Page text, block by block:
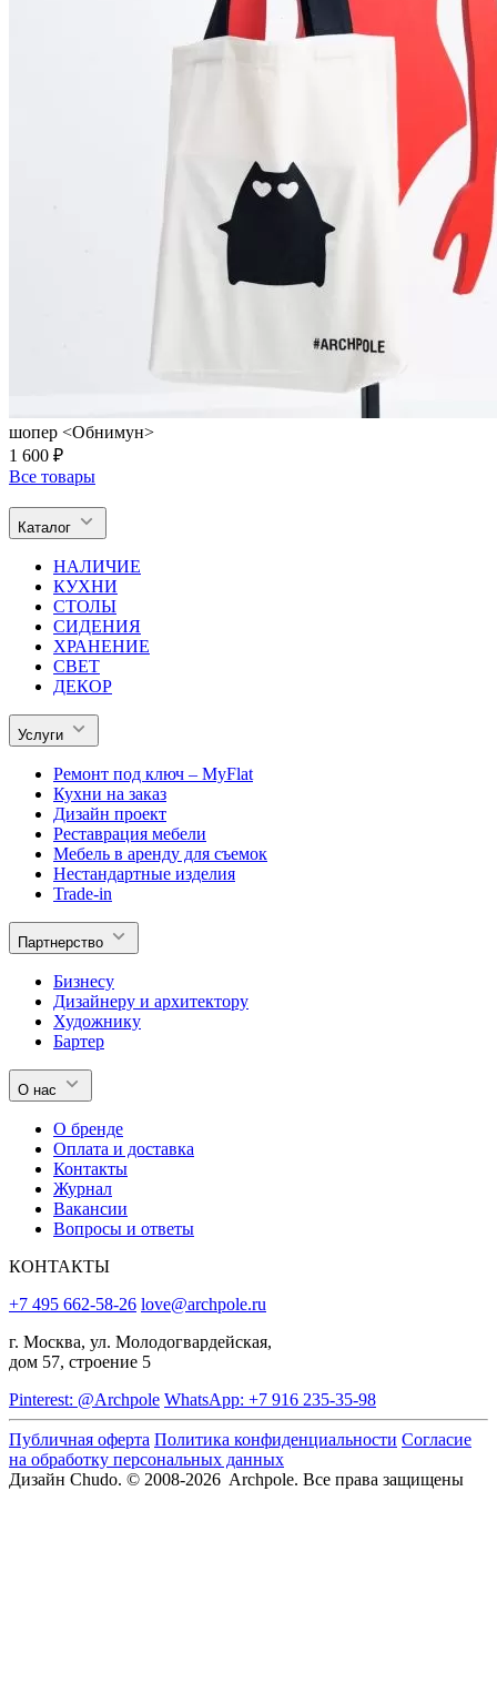
шопер <Обнимун>
1 600 ₽
Все товары
Каталог
НАЛИЧИЕ
КУХНИ
СТОЛЫ
СИДЕНИЯ
ХРАНЕНИЕ
СВЕТ
ДЕКОР
Услуги
Ремонт под ключ – MyFlat
Кухни на заказ
Дизайн проект
Реставрация мебели
Мебель в аренду для съемок
Нестандартные изделия
Trade-in
Партнерство
Бизнесу
Дизайнеру и архитектору
Художнику
Бартер
О нас
О бренде
Оплата и доставка
Контакты
Журнал
Вакансии
Вопросы и ответы
КОНТАКТЫ
+7 495 662-58-26 love@archpole.ru
г. Москва, ул. Молодогвардейская,
дом 57, строение 5
Pinterest: @Archpole WhatsApp: +7 916 235-35-98
Публичная оферта Политика конфиденциальности Согласие
на обработку персональных данных
Дизайн Chudo. © 2008-2026 Archpole. Все права защищены